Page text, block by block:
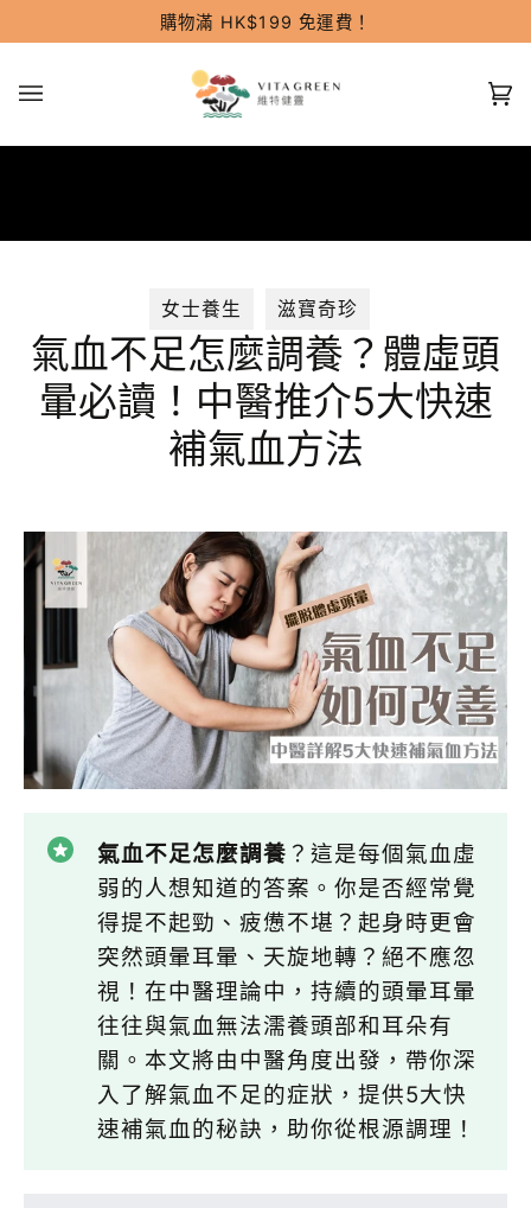
過
購物滿 HK$199 免運費！
女士養生 滋寶奇珍
氣血不足怎麼調養？體虛頭
暈必讀！中醫推介5大快速
補氣血方法
氣血不足怎麼調養 ？這是每個氣血虛
弱的人想知道的答案。你是否經常覺
得提不起勁、疲憊不堪？起身時更會
突然頭暈耳暈、天旋地轉？絕不應忽
視！在中醫理論中，持續的頭暈耳暈
往往與氣血無法濡養頭部和耳朵有
關。本文將由中醫角度出發，帶你深
入了解氣血不足的症狀，提供5大快
速補氣血的秘訣，助你從根源調理！